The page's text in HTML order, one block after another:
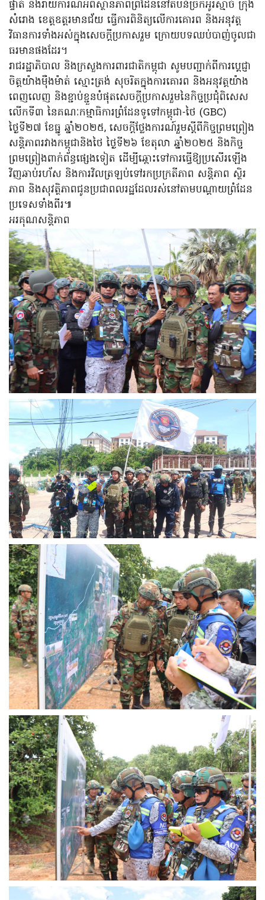
ផ្ទាត់ និងរាយការណ៍អំពីស្ថានភាពព្រំដែននៅតំបន់ច្រកអូរស្មាច់ ក្រុង
សំរោង ខេត្តឧត្តរមានជ័យ ធ្វើការពិនិត្យលើការគោរព និងអនុវត្ត
វិធានការទាំងអស់ក្នុងសេចក្តីប្រកាសរួម ក្រោយបទឈប់បាញ់ចូលជា
ធរមានផងដែរ។
រាជរដ្ឋាភិបាល និងក្រសួងការពារជាតិកម្ពុជា សូមបញ្ជាក់ពីការប្តេជ្ញា
ចិត្តយ៉ាងម៉ឺងម៉ាត់ ស្មោះត្រង់ សុចរិតក្នុងការគោរព និងអនុវត្តយ៉ាង
ពេញលេញ និងខ្ជាប់ខ្ជួនបំផុតសេចក្តីប្រកាសរួមនៃកិច្ចប្រជុំពិសេស
លើកទី៣ នៃគណៈកម្មាធិការព្រំដែនទូទៅកម្ពុជា-ថៃ (GBC)
ថ្ងៃទី២៧ ខែធ្នូ ឆ្នាំ២០២៥, សេចក្តីថ្លែងការណ៍រួមស្តីពីកិច្ចព្រមព្រៀង
សន្តិភាពរវាងកម្ពុជានិងថៃ ថ្ងៃទី២៦ ខែតុលា ឆ្នាំ២០២៥ និងកិច្ច
ព្រមព្រៀងពាក់ព័ន្ធផ្សេងទៀត ដើម្បីឆ្ពោះទៅការធ្វើឱ្យប្រសើរឡើង
វិញឆាប់រហ័ស និងការវិលត្រឡប់ទៅរកប្រក្រតីភាព សន្តិភាព ស្ថិរ
ភាព និងសុវត្ថិភាពជូនប្រជាពលរដ្ឋដែលរស់នៅតាមបណ្តាយព្រំដែន
ប្រទេសទាំងពីរ៕
អរគុណសន្តិភាព